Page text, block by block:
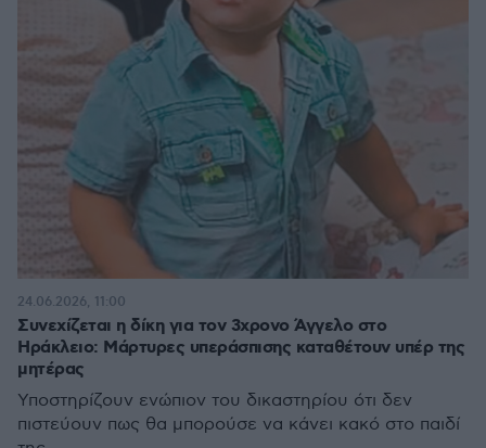
Συνεχίζεται η δίκη για τον 3χρονο Άγγελο στο
Ηράκλειο: Μάρτυρες υπεράσπισης καταθέτουν υπέρ της
μητέρας
Υποστηρίζουν ενώπιον του δικαστηρίου ότι δεν
πιστεύουν πως θα μπορούσε να κάνει κακό στο παιδί
24.06.2026, 11:00